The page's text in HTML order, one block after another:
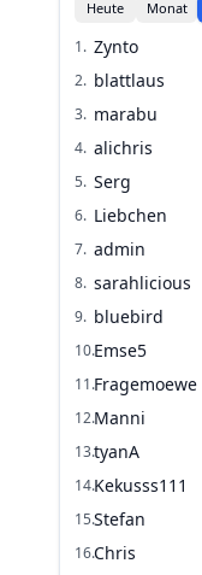
Heute Monat
1. Zynto
2. blattlaus
3. marabu
4. alichris
5. Serg
6. Liebchen
7. admin
8. sarahlicious
9. bluebird
10.Emse5
11.Fragemoewe
12.Manni
13.tyanA
14.Kekusss111
15.Stefan
16.Chris